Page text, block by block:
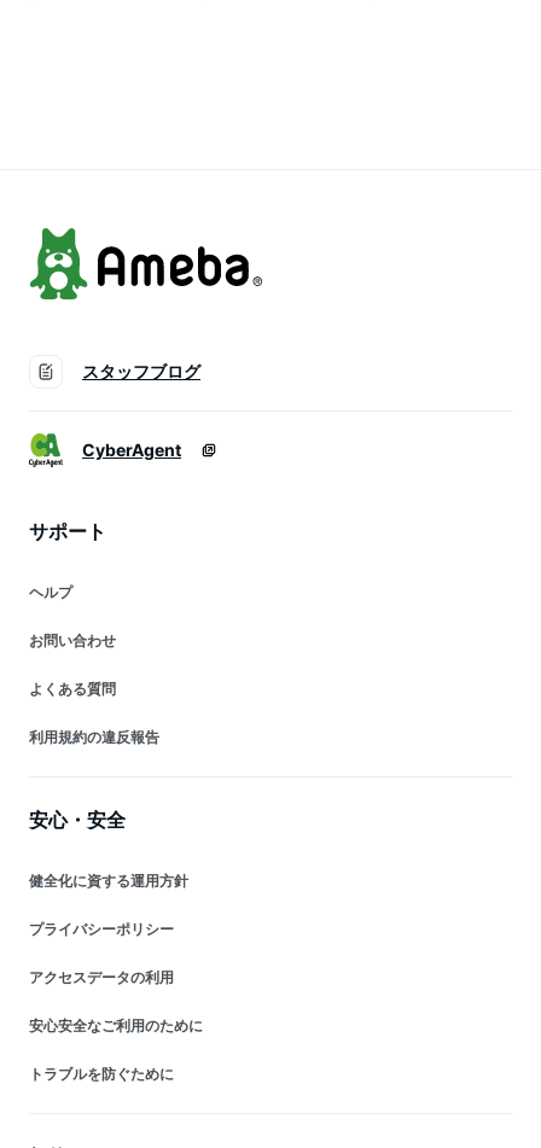
までのご注文で当日
マス 2025ケーキ ヨ
18cm 大きめサイズ
スタッフブログ
CyberAgent
サポート
ヘルプ
お問い合わせ
よくある質問
利用規約の違反報告
安心・安全
健全化に資する運用方針
プライバシーポリシー
アクセスデータの利用
安心安全なご利用のために
トラブルを防ぐために